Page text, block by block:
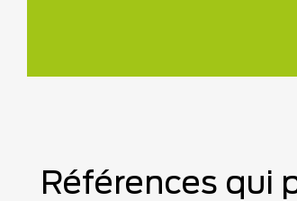
Références qui